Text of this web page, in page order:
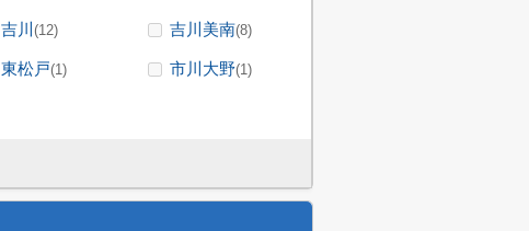
吉川 (12) 吉川美南(8)
東松戸(1) 市川大野(1)